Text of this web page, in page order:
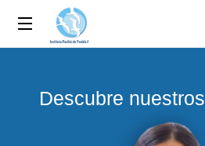
Descubre nuestros